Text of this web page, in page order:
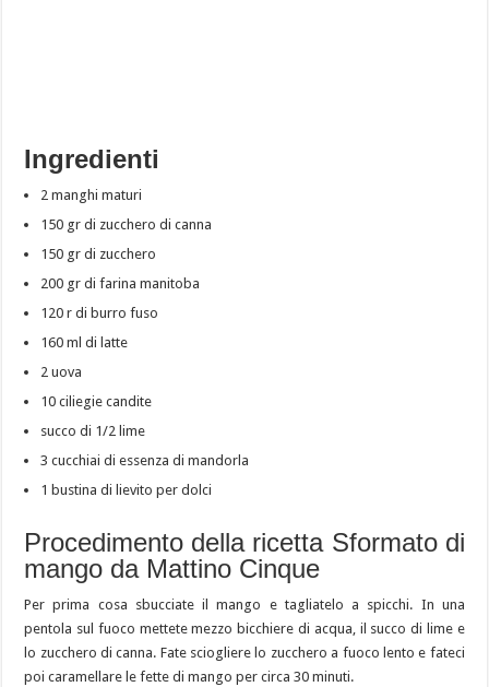
Ingredienti
2 manghi maturi
150 gr di zucchero di canna
150 gr di zucchero
200 gr di farina manitoba
120 r di burro fuso
160 ml di latte
2 uova
10 ciliegie candite
succo di 1/2 lime
3 cucchiai di essenza di mandorla
1 bustina di lievito per dolci
Procedimento della ricetta Sformato di
mango da Mattino Cinque
Per prima cosa sbucciate il mango e tagliatelo a spicchi. In una
pentola sul fuoco mettete mezzo bicchiere di acqua, il succo di lime e
lo zucchero di canna. Fate sciogliere lo zucchero a fuoco lento e fateci
poi caramellare le fette di mango per circa 30 minuti.